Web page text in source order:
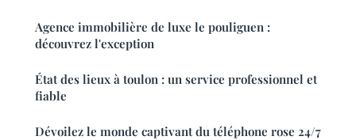
Agence immobilière de luxe le pouliguen :
découvrez l'exception
État des lieux à toulon : un service professionnel et
fiable
Dévoilez le monde captivant du téléphone rose 24/7